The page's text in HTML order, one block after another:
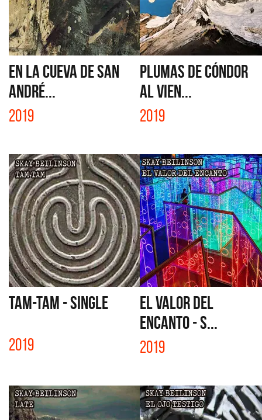
EN LA CUEVA DE SAN
ANDRÉ...
2019
PLUMAS DE CÓNDOR
AL VIEN...
2019
TAM-TAM - SINGLE
2019
EL VALOR DEL
ENCANTO - S...
2019